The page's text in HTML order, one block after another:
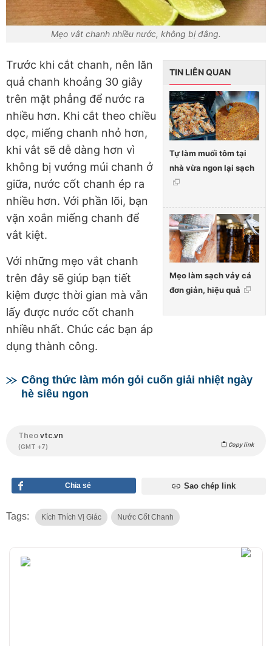
Mẹo vắt chanh nhiều nước, không bị đắng.
TIN LIÊN QUAN
Tự làm muối tôm tại
nhà vừa ngon lại sạch
Mẹo làm sạch vảy cá
đơn giản, hiệu quả
Trước khi cắt chanh, nên lăn
quả chanh khoảng 30 giây
trên mặt phẳng để nước ra
nhiều hơn. Khi cắt theo chiều
dọc, miếng chanh nhỏ hơn,
khi vắt sẽ dễ dàng hơn vì
không bị vướng múi chanh ở
giữa, nước cốt chanh ép ra
nhiều hơn. Với phần lõi, bạn
vặn xoắn miếng chanh để
vắt kiệt.
Với những mẹo vắt chanh
trên đây sẽ giúp bạn tiết
kiệm được thời gian mà vẫn
lấy được nước cốt chanh
nhiều nhất. Chúc các bạn áp
dụng thành công.
Công thức làm món gỏi cuốn giải nhiệt ngày
hè siêu ngon
Theovtc.vn
(GMT +7) Copy link
Chia sẻ Sao chép link
Tags: Kích Thích Vị Giác Nước Cốt Chanh